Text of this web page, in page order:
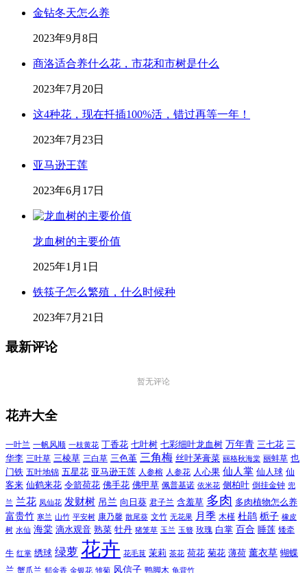
金钻冬天怎么养
2023年9月8日
商洛适合养什么花，市花和市树是什么
2023年7月20日
这4种花，现在扦插100%活，错过再等一年！
2023年7月23日
亚马逊王莲
2023年6月17日
龙血树的主要价值
2025年1月1日
铁筷子怎么繁殖，什么时候种
2023年7月21日
最新评论
暂无评论
花卉大全
一叶兰 一帆风顺 一枝黄花 丁香花 七叶树 七彩细叶龙血树 万年青 三七花 三
华李 三叶草 三棱草 三白草 三色堇 三角梅 丝叶茅膏菜 丽格秋海棠 丽蚌草 也
门铁 五叶地锦 五星花 亚马逊王莲 人参榕 人参花 人心果 仙人掌 仙人球 仙
客来 仙鹤来花 令箭荷花 佛手花 佛甲草 佩普基诺 依米花 侧柏叶 倒挂金钟 兜
兰 兰花 凤仙花 发财树 吊兰 向日葵 君子兰 含羞草 多肉 多肉植物怎么养
富贵竹 寒兰 山竹 平安树 康乃馨 散尾葵 文竹 无花果 月季 木槿 杜鹃 栀子 橡皮
树 水仙 海棠 滴水观音 熟菜 牡丹 猪笼草 玉兰 玉簪 玫瑰 白掌 百合 睡莲 矮牵
牛 红掌 绣球 绿萝 花卉 花毛茛 茉莉 茶花 荷花 菊花 薄荷 薰衣草 蝴蝶
兰 蟹爪兰 郁金香 金银花 雏菊 风信子 鸭脚木 龟背竹